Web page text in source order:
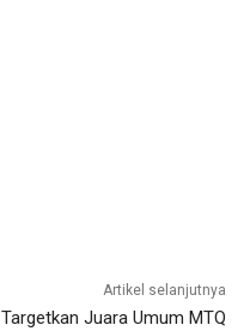
Artikel selanjutnya
Targetkan Juara Umum MTQ